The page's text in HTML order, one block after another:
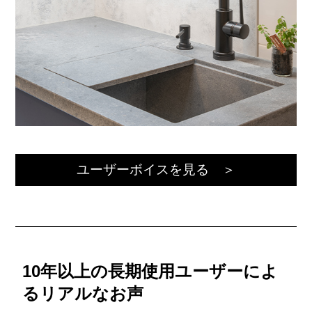
ユーザーボイスを見る ＞
10年以上の長期使用ユーザーによ
るリアルなお声